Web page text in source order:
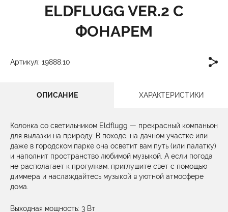
ELDFLUGG VER.2 С
ФОНАРЕМ
Артикул: 19888.10
ОПИСАНИЕ ХАРАКТЕРИСТИКИ
Колонка со светильником Eldflugg — прекрасный компаньон
для вылазки на природу. В походе, на дачном участке или
даже в городском парке она осветит вам путь (или палатку)
и наполнит пространство любимой музыкой. А если погода
не располагает к прогулкам, приглушите свет с помощью
диммера и наслаждайтесь музыкой в уютной атмосфере
дома.
Выходная мощность: 3 Вт